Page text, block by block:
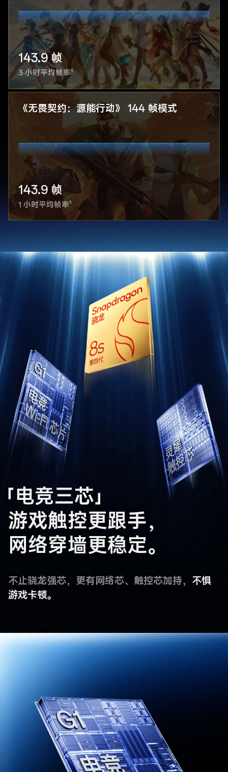
143.9 帧
3 小时平均帧率8
《无畏契约：源能行动》 144 帧模式
143.9 帧
1 小时平均帧率8
电竞三芯」
游戏触控更跟手，
网络穿墙更稳定。
不止骁龙强芯，更有网络芯、触控芯加持， 不惧
游戏卡顿。